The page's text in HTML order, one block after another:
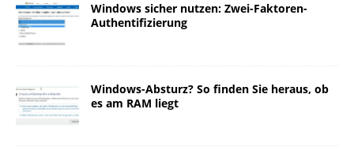
Windows sicher nutzen: Zwei-Faktoren-
Authentifizierung
Windows-Absturz? So finden Sie heraus, ob
es am RAM liegt